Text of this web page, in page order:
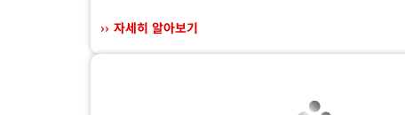
자세히 알아보기